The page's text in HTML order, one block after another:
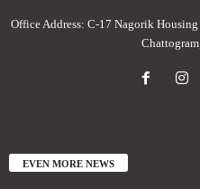
Office Address: C-17 Nagorik
EVEN MORE NEWS